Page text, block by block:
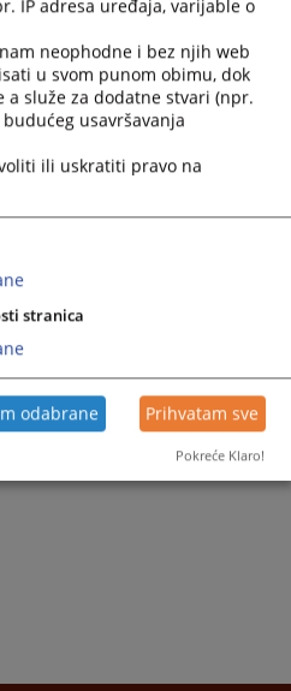
PREGLEDA
IP adresa uređaja, varijable o
neophodne i bez njih web
u svom punom obimu, dok
služe za dodatne stvari (npr.
usavršavanja
ili uskratiti pravo na
stranica
odabrane Prihvatam sve
Pokreće Klaro!